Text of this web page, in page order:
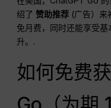
绍了赞助推荐 (广告）来
免月费，同时还能享受
升。.
如何免费